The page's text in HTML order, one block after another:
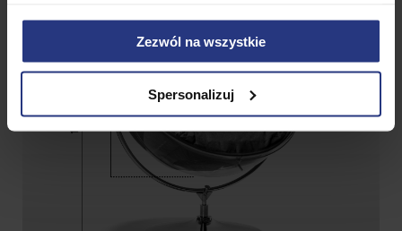
Zezwól na wszystkie
Spersonalizuj